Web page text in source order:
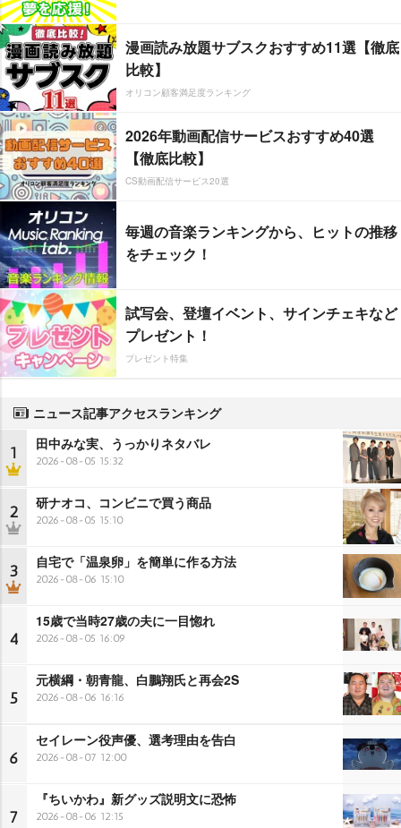
漫画読み放題サブスクおすすめ11選【徹底
比較】
オリコン顧客満足度ランキング
2026年動画配信サービスおすすめ40選
【徹底比較】
CS動画配信サービス20選
毎週の音楽ランキングから、ヒットの推移
をチェック！
試写会、登壇イベント、サインチェキなど
プレゼント！
プレゼント特集
ニュース記事アクセスランキング
1 田中みな実、うっかりネタバレ
2026-08-05 15:32
2 研ナオコ、コンビニで買う商品
2026-08-05 15:10
3 自宅で「温泉卵」を簡単に作る方法
2026-08-06 15:10
4
15歳で当時27歳の夫に一目惚れ
2026-08-05 16:09
5
元横綱・朝青龍、白鵬翔氏と再会2S
2026-08-06 16:16
6
セイレーン役声優、選考理由を告白
2026-08-07 12:00
7
『ちいかわ』新グッズ説明文に恐怖
2026-08-06 12:15